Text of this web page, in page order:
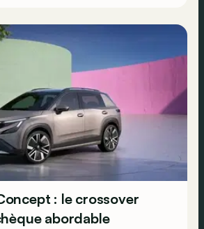
: le crossover
abordable